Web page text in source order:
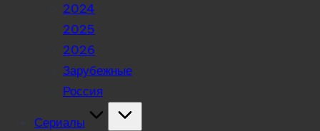
2024
2025
2026
Зарубежные
Россия
Сериалы